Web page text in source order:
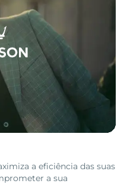
a eficiência das suas
a sua